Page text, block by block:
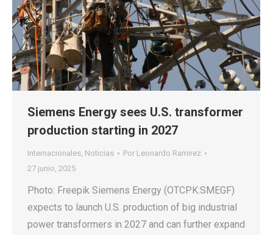
Siemens Energy sees U.S. transformer
production starting in 2027
Internacionales, Noticias Por Leonardo Ramirez
27 junio, 2025
Photo: Freepik Siemens Energy (OTCPK:SMEGF)
expects to launch U.S. production of big industrial
power transformers in 2027 and can further expand